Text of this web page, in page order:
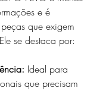
e é
que exigem
se destaca por:
Ideal para
que precisam